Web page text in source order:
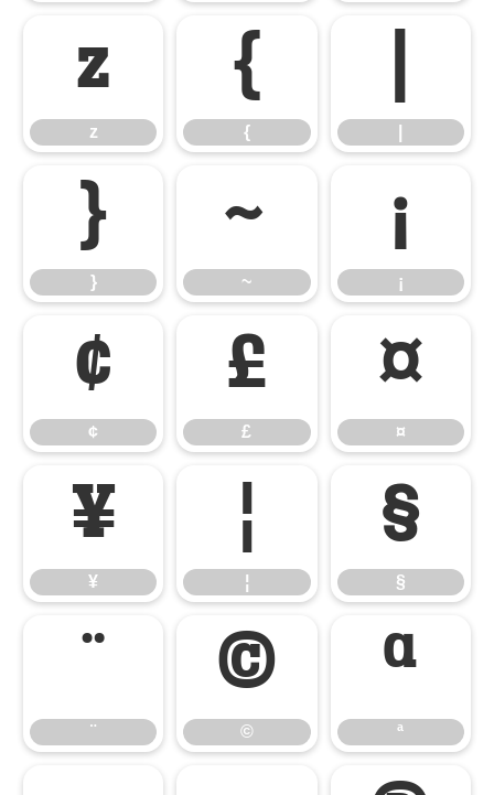
z
z
{
{
}
}
~
~
¡
¡
¢
¢
£
£
¤
¤
¥
¥
¦
¦
§
§
¨
¨
©
©
ª
ª